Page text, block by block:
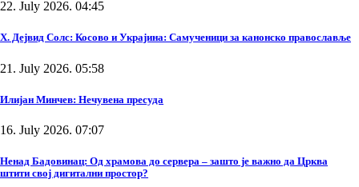
22. July 2026. 04:45
Х. Дејвид Солс: Косово и Украјина: Самученици за канонско православље
21. July 2026. 05:58
Илијан Минчев: Нечувена пресуда
16. July 2026. 07:07
Ненад Бадовинац: Од храмова до сервера – зашто је важно да Црква
штити свој дигитални простор?